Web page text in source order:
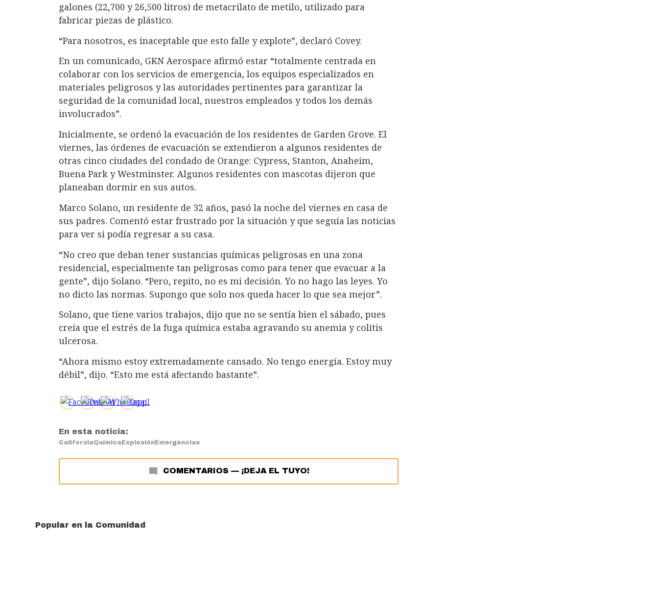
galones (22,700 y 26,500 litros) de metacrilato de metilo, utilizado para
fabricar piezas de plástico.
“Para nosotros, es inaceptable que esto falle y explote”, declaró Covey.
En un comunicado, GKN Aerospace afirmó estar “totalmente centrada en
colaborar con los servicios de emergencia, los equipos especializados en
materiales peligrosos y las autoridades pertinentes para garantizar la
seguridad de la comunidad local, nuestros empleados y todos los demás
involucrados”.
Inicialmente, se ordenó la evacuación de los residentes de Garden Grove. El
viernes, las órdenes de evacuación se extendieron a algunos residentes de
otras cinco ciudades del condado de Orange: Cypress, Stanton, Anaheim,
Buena Park y Westminster. Algunos residentes con mascotas dijeron que
planeaban dormir en sus autos.
Marco Solano, un residente de 32 años, pasó la noche del viernes en casa de
sus padres. Comentó estar frustrado por la situación y que seguía las noticias
para ver si podía regresar a su casa.
“No creo que deban tener sustancias químicas peligrosas en una zona
residencial, especialmente tan peligrosas como para tener que evacuar a la
gente”, dijo Solano. “Pero, repito, no es mi decisión. Yo no hago las leyes. Yo
no dicto las normas. Supongo que solo nos queda hacer lo que sea mejor”.
Solano, que tiene varios trabajos, dijo que no se sentía bien el sábado, pues
creía que el estrés de la fuga química estaba agravando su anemia y colitis
ulcerosa.
“Ahora mismo estoy extremadamente cansado. No tengo energía. Estoy muy
débil”, dijo. “Esto me está afectando bastante”.
En esta noticia:
CaliforniaQuímica Explosión Emergencias
COMENTARIOS — ¡DEJA EL TUYO!
Popular en la Comunidad